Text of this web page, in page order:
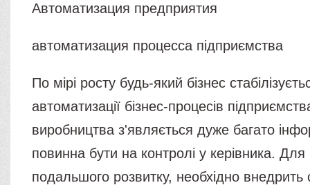
Автоматизация предприятия
автоматизация процесса підприємства
По мірі росту будь-який бізнес
автоматизації бізнес-процесів
виробництва з'являється дуже багато
повинна бути на контролі у керівника. Для
подальшого розвитку, необхідно